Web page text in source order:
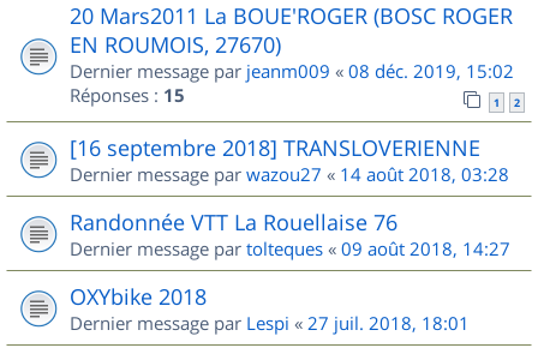
20 Mars2011 La BOUE'ROGER (BOSC ROGER
EN ROUMOIS, 27670)
Dernier message par jeanm009 « 08 déc. 2019, 15:02
Réponses : 15 1 2
[16 septembre 2018] TRANSLOVERIENNE
Dernier message par wazou27 « 14 août 2018, 03:28
Randonnée VTT La Rouellaise 76
Dernier message par tolteques « 09 août 2018, 14:27
OXYbike 2018
Dernier message par Lespi « 27 juil. 2018, 18:01